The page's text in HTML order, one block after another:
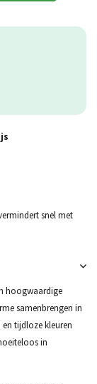
snel met
hoogwaardige
samenbrengen in
tijdloze kleuren
in